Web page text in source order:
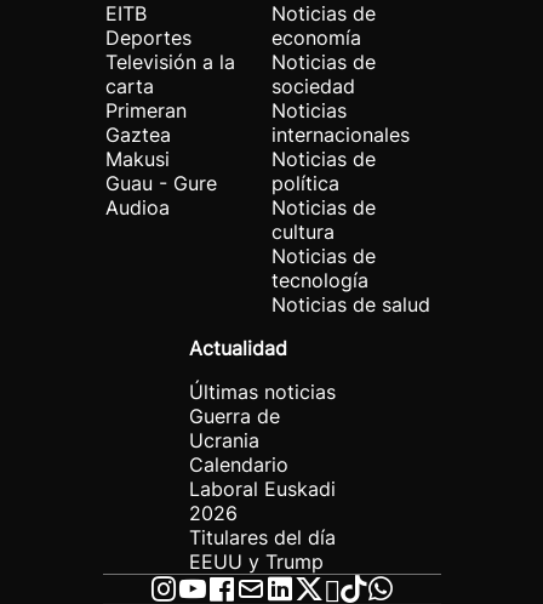
EITB
Deportes
Televisión a la
carta
Primeran
Gaztea
Makusi
Guau - Gure
Audioa
Noticias de
economía
Noticias de
sociedad
Noticias
internacionales
Noticias de
política
Noticias de
cultura
Noticias de
tecnología
Noticias de salud
Actualidad
Últimas noticias
Guerra de
Ucrania
Calendario
Laboral Euskadi
2026
Titulares del día
EEUU y Trump